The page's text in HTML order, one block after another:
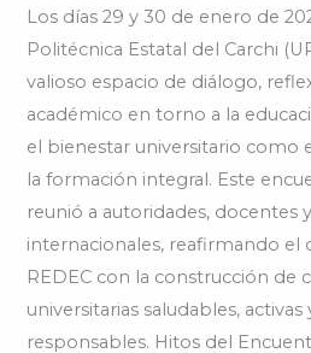
Los días 29 y 30 de enero de
Politécnica Estatal del Carchi
valioso espacio de diálogo,
académico en torno a la
el bienestar universitario como
la formación integral. Este
reunió a autoridades, docentes
internacionales, reafirmando el
REDEC con la construcción de
universitarias saludables,
responsables. Hitos del
REDEC
2026